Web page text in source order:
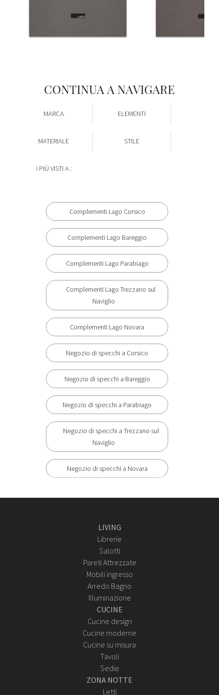
CONTINUA A NAVIGARE
MARCA ELEMENTI
MATERIALE STILE
I PIÙ VISTI A :
Complementi Lago Corsico
Complementi Lago Bareggio
Complementi Lago Parabiago
Complementi Lago Trezzano sul
Naviglio
Complementi Lago Novara
Negozio di specchi a Corsico
Negozio di specchi a Bareggio
Negozio di specchi a Parabiago
Negozio di specchi a Trezzano sul
Naviglio
Negozio di specchi a Novara
LIVING
Librerie
Salotti
Pareti Attrezzate
Mobili ingresso
Arredo Bagno
Illuminazione
CUCINE
Cucine design
Cucine moderne
Cucine su misura
Tavoli
Sedie
ZONA NOTTE
Letti